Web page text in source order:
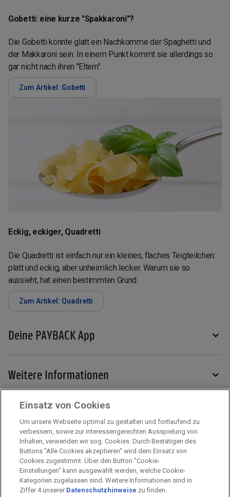
Gobetti: eine kurze "Spakkaroni"?
Die Gobetti könnte glatt ein Nachkomme der Spaghetti und
der Makkaroni sein. In einem Punkt kommt sie allerdings so
gar nicht nach ihren "Eltern".
Zum Artikel: Gobetti
Eckig, eckiger, Quadretti
Die Quadretti ist einfach nur ein kleines, flaches Teigteilchen:
platt und eckig, aber unheimlich lecker. Warum sie so
aussieht, hat einen bestimmten Grund.
Zum Artikel: Quadretti
Deine PAYBACK App
Weitere Informationen
Mehr zu PAYBACK
Impressum
Einsatz von Cookies
Um unsere Webseite optimal zu gestalten und fortlaufend zu
verbessern, sowie zur interessengerechten Ausspielung von
Inhalten, verwenden wir sog. Cookies. Durch Bestätigen des
Buttons "Alle Cookies akzeptieren" wird dem Einsatz von
Cookies zugestimmt. Über den Button "Cookie-
Einstellungen" kann ausgewählt werden, welche Cookie-
Kategorien zugelassen sind. Weitere Informationen sind in
Ziffer 4 unserer Datenschutzhinweise zu finden.